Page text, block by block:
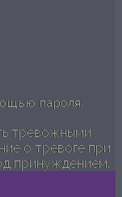
пароля.
тревожными
о тревоге при
принуждением.